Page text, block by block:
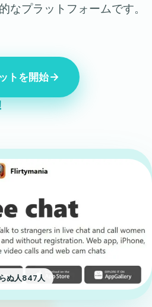
なプラットフォームです。
トを開始
ぬ人847人